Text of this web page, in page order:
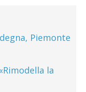
Piemonte
la